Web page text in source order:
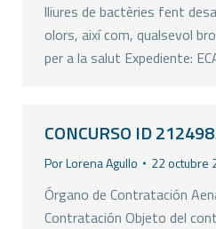
lliures de bactèries fent
olors, així com, qualsevol
per a la salut Expediente:
CONCURSO ID
PorLorena Agullo 22 octubre
Órgano de Contratación
Contratación Objeto del